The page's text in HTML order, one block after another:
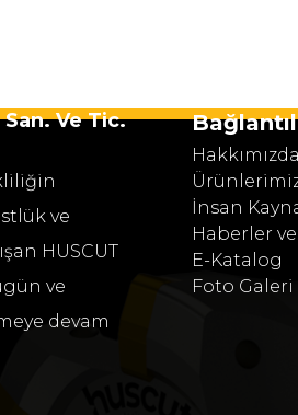
Ve Tic.
ve
HUSCUT
ve
devam
Hakkımızda
İnsan
Haberler
E-Katalog
Foto Galeri